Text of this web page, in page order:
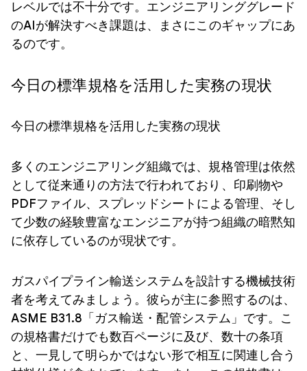
レベルでは不十分です。エンジニアリンググレード
のAIが解決すべき課題は、まさにこのギャップにあ
るのです。
今日の標準規格を活用した実務の現状
今日の標準規格を活用した実務の現状
多くのエンジニアリング組織では、規格管理は依然
として従来通りの方法で行われており、印刷物や
PDFファイル、スプレッドシートによる管理、そし
て少数の経験豊富なエンジニアが持つ組織の暗黙知
に依存しているのが現状です。
ガスパイプライン輸送システムを設計する機械技術
者を考えてみましょう。彼らが主に参照するのは、
ASME B31.8「ガス輸送・配管システム」です。こ
の規格書だけでも数百ページに及び、数十の条項
と、一見して明らかではない形で相互に関連し合う